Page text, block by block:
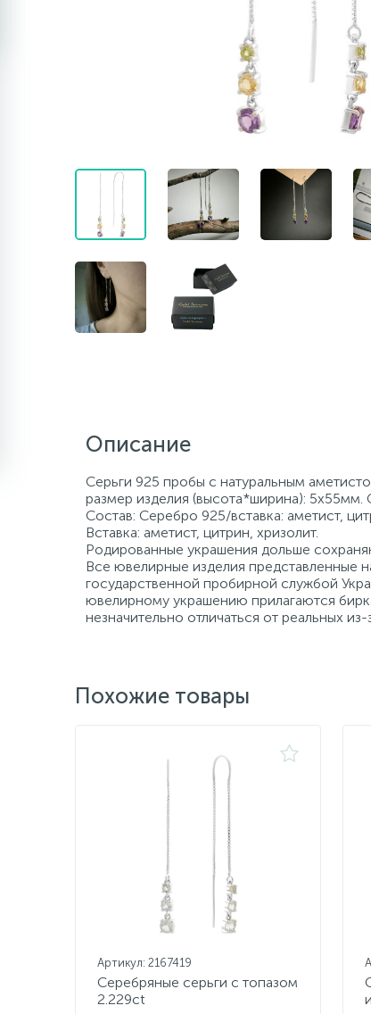
Описание
Серьги 925 пробы с натуральным
размер изделия (высота*ширина): 5х55мм.
Состав: Серебро 925/вставка: аметист,
Вставка: аметист, цитрин, хризолит.
Родированные украшения дольше
Все ювелирные изделия представленные
государственной пробирной службой
ювелирному украшению прилагаются
незначительно отличаться от реальных
Похожие товары
Артикул: 2167419
Серебряные серьги с топазом
2.229ct